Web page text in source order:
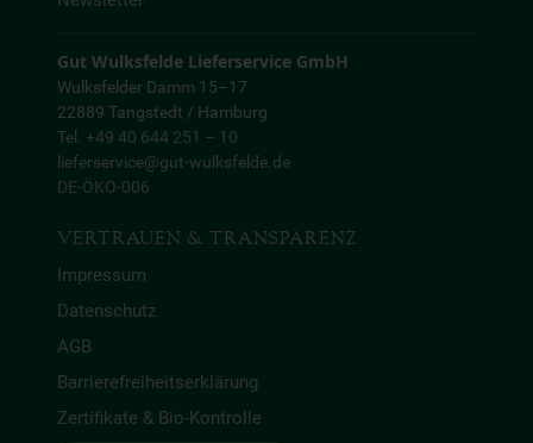
Gut Wulksfelde Lieferservice GmbH
Wulksfelder Damm 15–17
22889 Tangstedt / Hamburg
Tel. +49 40 644 251 – 10
lieferservice@gut-wulksfelde.de
DE-ÖKO-006
VERTRAUEN & TRANSPARENZ
Impressum
Datenschutz
AGB
Barrierefreiheitserklärung
Zertifikate & Bio-Kontrolle